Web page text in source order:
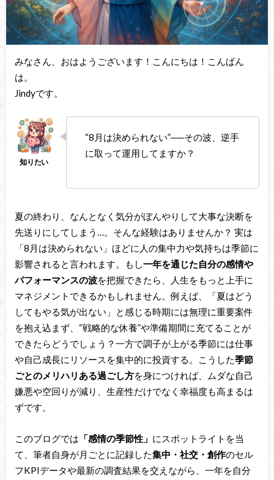
みなさん、おはようございます！こんにちは！こんばん
は。
Jindyです。
“8月は決められない”──その波、逆手
に取って運用してますか？
夏の終わり、なんとなく気分がぼんやりして大事な決断を
先送りにしてしまう…。そんな経験はありませんか？ 実は
「8月は決められない」ほどに人の集中力や気持ちは季節に
影響されると言われます。もし一年を通じた自分の感情や
パフォーマンスの波を把握できたら、人生をもっと上手に
マネジメントできるかもしれません。例えば、「夏はどう
してもやる気が出ない」と感じる時期には無理に重要案件
を抱え込まず、“戦略的な休養”や準備期間に充てることが
できたらどうでしょう？一方で調子が上がる季節には仕事
や自己成長にリソースを集中的に投資する。こうした季節
ごとのメリハリある過ごし方を身につければ、ムダな自己
嫌悪や空回りが減り、生産性だけでなく幸福度も高まるは
ずです。
このブログでは 「感情の季節性」 にスポットライトを当
て、筆者自身が月ごとに記録した集中・社交・創作のセル
フKPIデータや最新の調査結果を交えながら、一年を自分